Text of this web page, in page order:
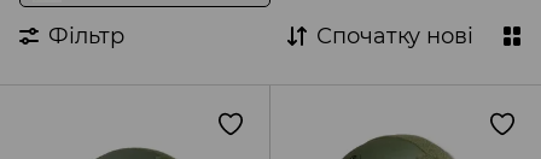
Фільтр Спочатку нові